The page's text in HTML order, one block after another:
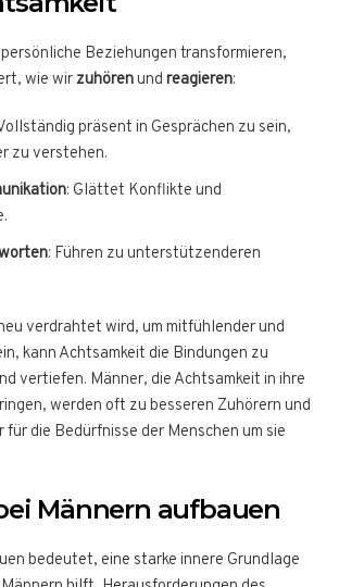
Beziehungen transformieren,
wie wir zuhörenund reagieren:
präsent in Gesprächen zu sein,
zu verstehen.
: Glättet Konflikte und
: Führen zu unterstützenderen
verdrahtet wird, um mitfühlender und
kann Achtsamkeit die Bindungen zu
vertiefen. Männer, die Achtsamkeit in ihre
werden oft zu besseren Zuhörern und
für die Bedürfnisse der Menschen um sie
Männern aufbauen
bedeutet, eine starke innere Grundlage